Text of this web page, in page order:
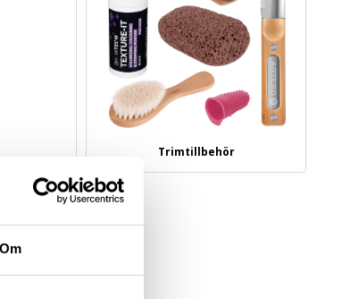
Om
Trimtillbehör